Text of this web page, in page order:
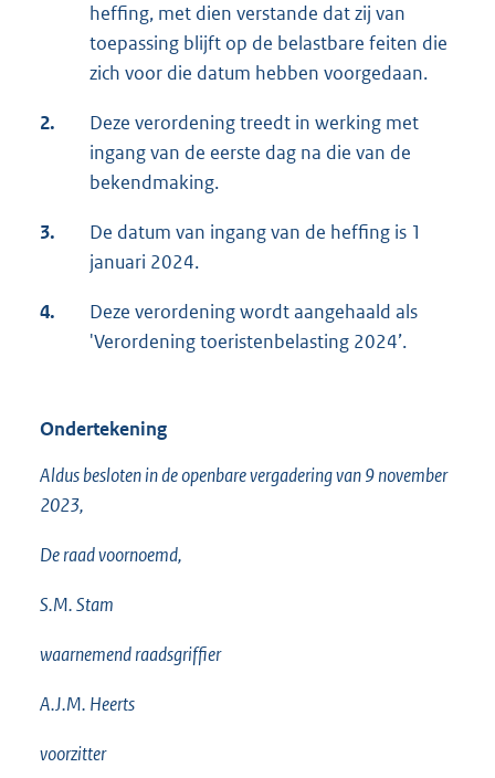
heffing, met dien verstande dat zij van
toepassing blijft op de belastbare feiten die
zich voor die datum hebben voorgedaan.
2.
Deze verordening treedt in werking met
ingang van de eerste dag na die van de
bekendmaking.
3.
De datum van ingang van de heffing is 1
januari 2024.
4.
Deze verordening wordt aangehaald als
'Verordening toeristenbelasting 2024’.
Ondertekening
Aldus besloten in de openbare vergadering van 9 november
2023,
De raad voornoemd,
S.M. Stam
waarnemend raadsgriffier
A.J.M. Heerts
voorzitter